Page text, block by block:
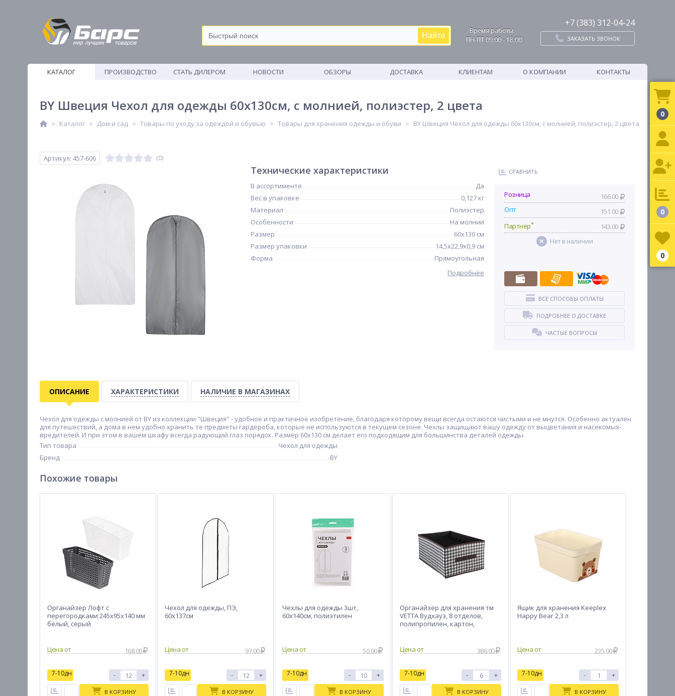
Найти
Время работы:
ПН-ПТ 09:00 - 18:00
+7 (383) 312-04-24
ЗАКАЗАТЬ ЗВОНОК
КАТАЛОГ
ПРОИЗВОДСТВО
СТАТЬ ДИЛЕРОМ НОВОСТИ ОБЗОРЫ ДОСТАВКА КЛИЕНТАМ О КОМПАНИИ КОНТАКТЫ
BY Швеция Чехол для одежды 60х130см, с молнией, полиэстер, 2 цвета
Каталог Дом и сад Товары по уходу за одеждой и обувью Товары для хранения одежды и обуви BY Швеция Чехол для одежды 60х130см, с молнией, полиэстер, 2 цвета
Артикул: 457-606 (0)
Технические характеристики
В ассортименте
Да
Вес в упаковке
0,127 кг
Материал
Полиэстер
Особенности
На молнии
Размер
60х130 см
Размер упаковки
14,5х22,9х0,9 см
Форма
Прямоугольная
Подробнее
СРАВНИТЬ
Розница
166.00
Опт
151.00
Партнер* 143.00
Нет в наличии
ВСЕ СПОСОБЫ ОПЛАТЫ
ПОДРОБНЕЕ О ДОСТАВКЕ
ЧАСТЫЕ ВОПРОСЫ
ОПИСАНИЕ ХАРАКТЕРИСТИКИ НАЛИЧИЕ В МАГАЗИНАХ
Чехол для одежды с молнией от BY из коллекции "Швеция" - удобное и практичное изобретение, благодаря которому вещи всегда остаются чистыми и не мнутся. Особенно актуален
для путешествий, а дома в нем удобно хранить те предметы гардероба, которые не используются в текущем сезоне. Чехлы защищают вашу одежду от выцветания и насекомых-
вредителей. И при этом в вашем шкафу всегда радующий глаз порядок. Размер 60х130 см делает его подходящим для большинства деталей одежды.
Тип товара
Чехол для одежды
Бренд
BY
Похожие товары
Органайзер Лофт с
перегородками 245х95х140 мм
белый, серый
Цена от 168.00
7-10дн - +
В КОРЗИНУ
Чехол для одежды, ПЭ,
60х137см
Цена от 97.00
7-10дн - +
В КОРЗИНУ
Чехлы для одежды 3шт,
60х140см, полиэтилен
Цена от 50.00
7-10дн - +
В КОРЗИНУ
Органайзер для хранения тм
VETTA Вудхауз, 8 отделов,
полипропилен, картон,
44*30*20см
Цена от
386.00
7-10дн - +
В КОРЗИНУ
Ящик для хранения Keeplex
Happy Bear 2,3 л
Цена от 235.00
7-10дн - +
В КОРЗИНУ
0
0
0